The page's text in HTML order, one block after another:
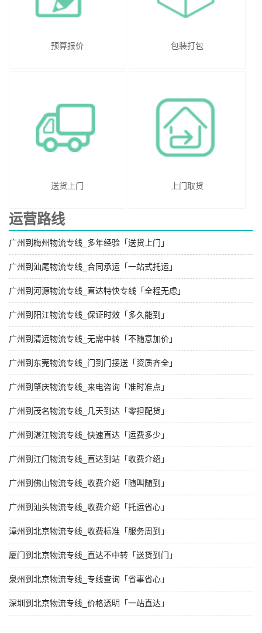
预算报价 包装打包
送货上门 上门取货
运营路线
广州到梅州物流专线_多年经验「送货上门」
广州到汕尾物流专线_合同承运「一站式托运」
广州到河源物流专线_直达特快专线「全程无虑」
广州到阳江物流专线_保证时效「多久能到」
广州到清远物流专线_无需中转「不随意加价」
广州到东莞物流专线_门到门接送「资质齐全」
广州到肇庆物流专线_来电咨询「准时准点」
广州到茂名物流专线_几天到达「零担配货」
广州到湛江物流专线_快速直达「运费多少」
广州到江门物流专线_直达到站「收费介绍」
广州到佛山物流专线_收费介绍「随叫随到」
广州到汕头物流专线_收费介绍「托运省心」
漳州到北京物流专线_收费标准「服务周到」
厦门到北京物流专线_直达不中转「送货到门」
泉州到北京物流专线_专线查询「省事省心」
深圳到北京物流专线_价格透明「一站直达」